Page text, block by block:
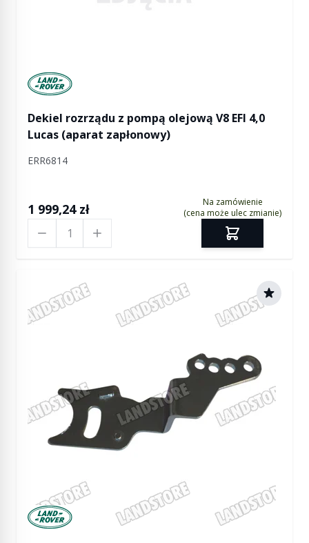
Manufactured by Land rover
Dekiel rozrządu z pompą olejową V8 EFI 4,0
Lucas (aparat zapłonowy)
ERR6814
1 999,24 zł
Na zamówienie
(cena może ulec zmianie)
Manufactured by Land rover